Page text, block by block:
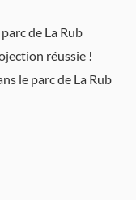
de La Rub
réussie !
le parc de La Rub